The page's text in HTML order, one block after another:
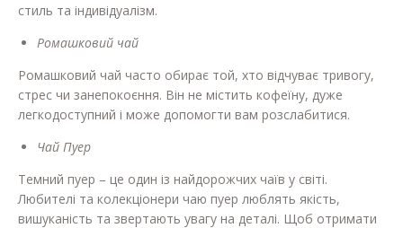
стиль та індивідуалізм.
Ромашковий чай
Ромашковий чай часто обирає той, хто відчуває тривогу,
стрес чи занепокоєння. Він не містить кофеїну, дуже
легкодоступний і може допомогти вам розслабитися.
Чай Пуер
Темний пуер – це один із найдорожчих чаїв у світі.
Любителі та колекціонери чаю пуер люблять якість,
вишуканість та звертають увагу на деталі. Щоб отримати